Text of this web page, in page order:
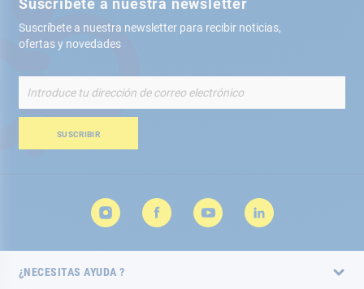
Suscríbete a nuestra newsletter
Suscríbete a nuestra newsletter para recibir noticias,
ofertas y novedades
nuestro
de
SUSCRIBIR
¿NECESITAS AYUDA ?